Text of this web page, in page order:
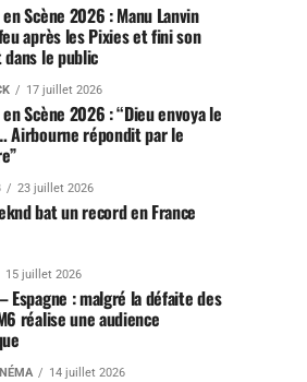
Scène 2026 : Manu Lanvin
après les Pixies et fini son
le public
17 juillet 2026
Scène 2026 : “Dieu envoya le
Airbourne répondit par le
23 juillet 2026
bat un record en France
15 juillet 2026
Espagne : malgré la défaite des
réalise une audience
14 juillet 2026